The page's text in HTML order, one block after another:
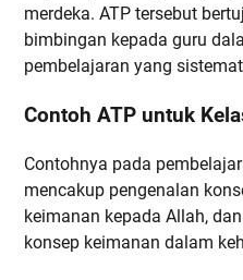
merdeka. ATP tersebut
bimbingan kepada guru
pembelajaran yang
Contoh ATP untuk
Contohnya pada
mencakup pengenalan
keimanan kepada Allah,
konsep keimanan dalam